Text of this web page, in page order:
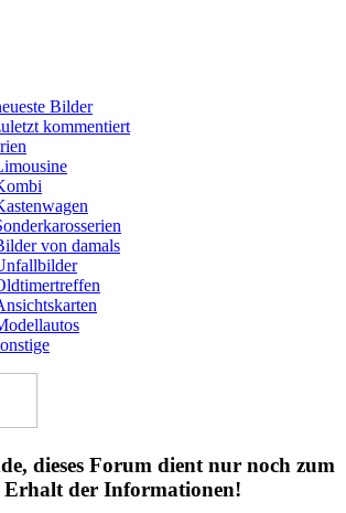
Bilder
kommentiert
von damals
dieses Forum dient nur noch zum
Erhalt der Informationen!